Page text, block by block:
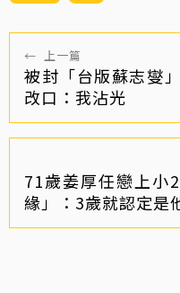
← 上一篇
被封「台版蘇志燮
改口：我沾光
71歲姜厚任戀上
緣」：3歲就認定是